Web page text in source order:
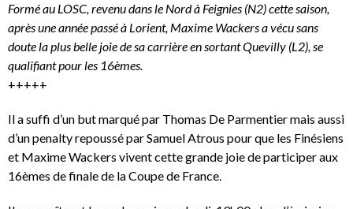
Formé au LOSC, revenu dans le Nord à Feignies (N2) cette saison,
après une année passé à Lorient, Maxime Wackers a vécu sans
doute la plus belle joie de sa carrière en sortant Quevilly (L2), se
qualifiant pour les 16èmes.
+++++
Il a suffi d’un but marqué par Thomas De Parmentier mais aussi
d’un penalty repoussé par Samuel Atrous pour que les Finésiens
et Maxime Wackers vivent cette grande joie de participer aux
16èmes de finale de la Coupe de France.